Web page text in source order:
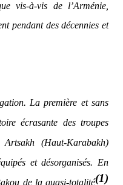
vis-à-vis de l’Arménie,
pendant des décennies et
La première et sans
écrasante des troupes
Artsakh (Haut-Karabakh)
et désorganisés. En
de la quasi-totalité(1)